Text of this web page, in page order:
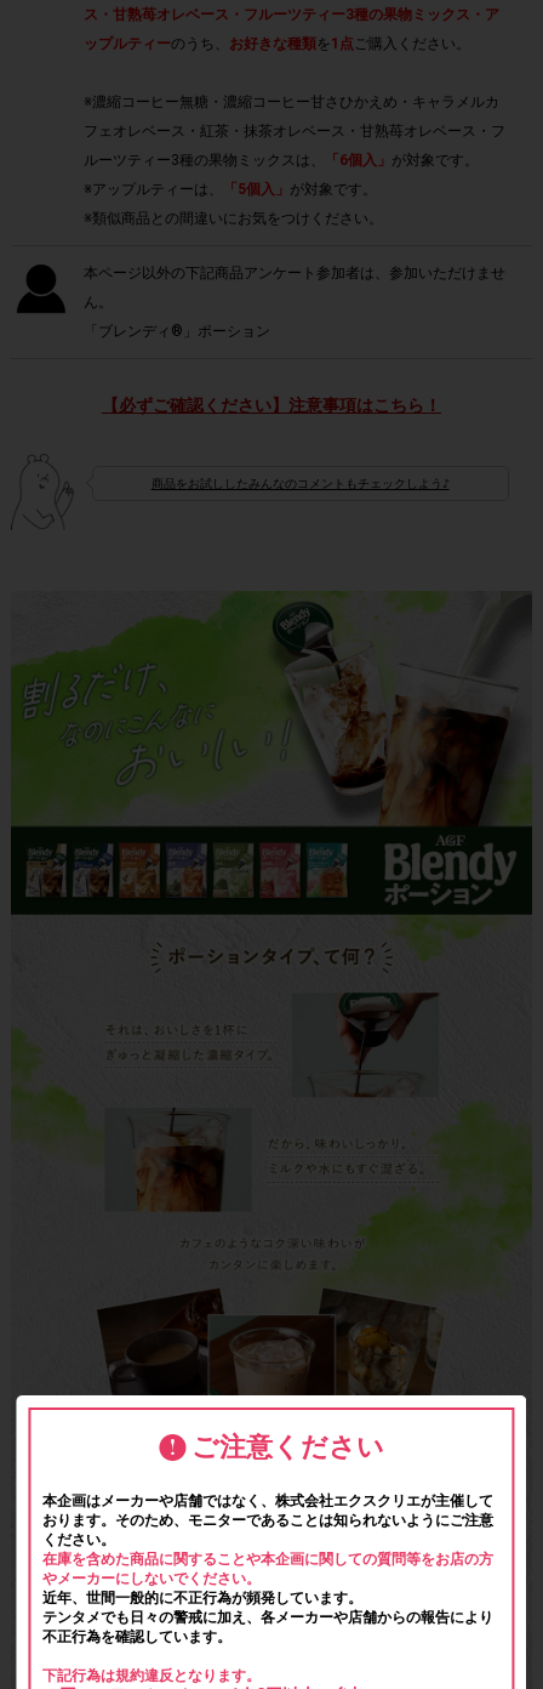
ス・甘熟苺オレベース・フルーツティー3種の果物ミックス・ア
ップルティーのうち、 お好きな種類を 1点 ご購入ください。
※濃縮コーヒー無糖・濃縮コーヒー甘さひかえめ・キャラメルカ
フェオレベース・紅茶・抹茶オレベース・甘熟苺オレベース・フ
ルーツティー3種の果物ミックスは、
「6個入」 が対象です。
※アップルティーは、
「5個入」 が対象です。
※類似商品との間違いにお気をつけください。
本ページ以外の下記商品アンケート参加者は、参加いただけませ
ん。
「ブレンディ®」ポーション
【必ずご確認ください】注意事項はこちら！
商品をお試ししたみんなのコメントもチェックしよう♪
ご注意ください
本企画はメーカーや店舗ではなく、株式会社エクスクリエが主催して
おります。そのため、モニターであることは知られないようにご注意
ください。
在庫を含めた商品に関することや本企画に関しての質問等をお店の方
やメーカーにしないでください。
近年、世間一般的に不正行為が頻発しています。
テンタメでも日々の警戒に加え、各メーカーや店舗からの報告により
不正行為を確認しています。
下記行為は規約違反となります。